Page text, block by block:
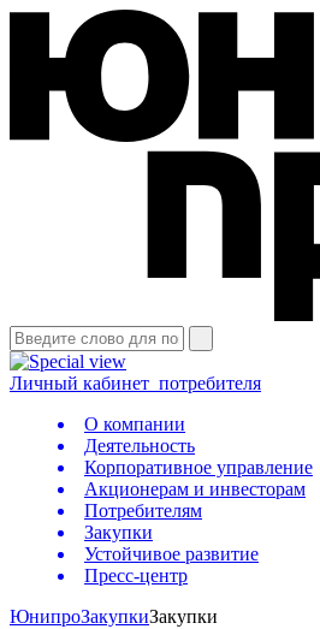
Личный кабинет потребителя
О компании
Деятельность
Корпоративное управление
Акционерам и инвесторам
Потребителям
Закупки
Устойчивое развитие
Пресс-центр
ЮнипроЗакупкиЗакупки